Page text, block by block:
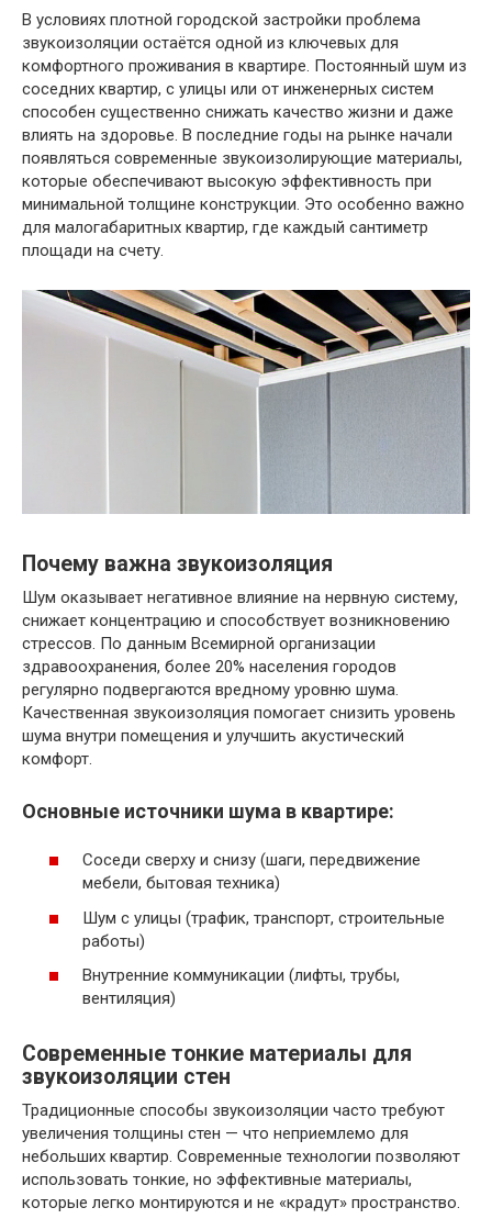
В условиях плотной городской застройки проблема
звукоизоляции остаётся одной из ключевых для
комфортного проживания в квартире. Постоянный шум из
соседних квартир, с улицы или от инженерных систем
способен существенно снижать качество жизни и даже
влиять на здоровье. В последние годы на рынке начали
появляться современные звукоизолирующие материалы,
которые обеспечивают высокую эффективность при
минимальной толщине конструкции. Это особенно важно
для малогабаритных квартир, где каждый сантиметр
площади на счету.
Почему важна звукоизоляция
Шум оказывает негативное влияние на нервную систему,
снижает концентрацию и способствует возникновению
стрессов. По данным Всемирной организации
здравоохранения, более 20% населения городов
регулярно подвергаются вредному уровню шума.
Качественная звукоизоляция помогает снизить уровень
шума внутри помещения и улучшить акустический
комфорт.
Основные источники шума в квартире:
Соседи сверху и снизу (шаги, передвижение
мебели, бытовая техника)
Шум с улицы (трафик, транспорт, строительные
работы)
Внутренние коммуникации (лифты, трубы,
вентиляция)
Современные тонкие материалы для
звукоизоляции стен
Традиционные способы звукоизоляции часто требуют
увеличения толщины стен — что неприемлемо для
небольших квартир. Современные технологии позволяют
использовать тонкие, но эффективные материалы,
которые легко монтируются и не «крадут» пространство.